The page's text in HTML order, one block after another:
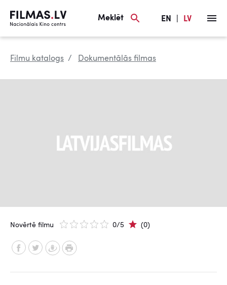
Meklēt EN LV
Filmu katalogs Dokumentālās filmas
Novērtē filmu 0/5 (0)